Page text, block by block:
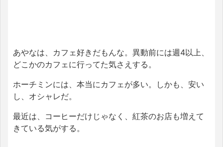
あやなは、カフェ好きだもんな。異動前には週4以上、
どこかのカフェに行ってた気さえする。
ホーチミンには、本当にカフェが多い。しかも、安い
し、オシャレだ。
最近は、コーヒーだけじゃなく、紅茶のお店も増えて
きている気がする。